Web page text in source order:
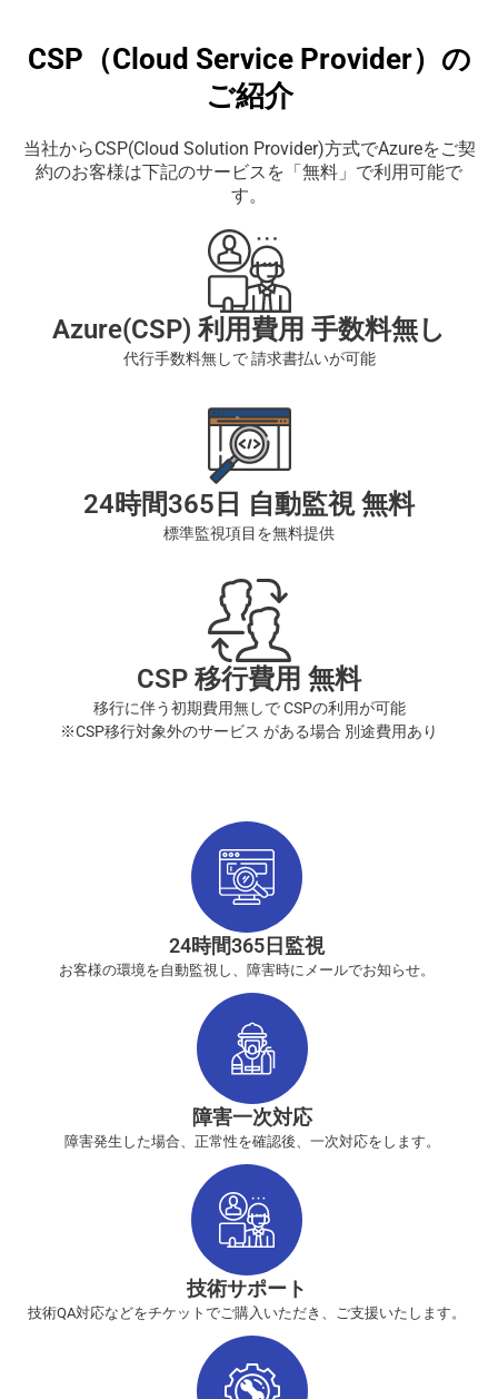
CSP（Cloud Service Provider）の
ご紹介
当社からCSP(Cloud Solution Provider)方式でAzureをご契
約のお客様は下記のサービスを「無料」で利用可能で
す。
Azure(CSP) 利用費用 手数料無し
代行手数料無しで請求書払いが可能
24時間365日 自動監視 無料
標準監視項目を無料提供
CSP 移行費用 無料
移行に伴う初期費用無しでCSPの利用が可能
※CSP移行対象外のサービス がある場合 別途費用あり
24時間365日監視
お客様の環境を自動監視し、障害時にメールでお知らせ。
障害一次対応
障害発生した場合、正常性を確認後、一次対応をします。
技術サポート
技術QA対応などをチケットでご購入いただき、ご支援いたします。